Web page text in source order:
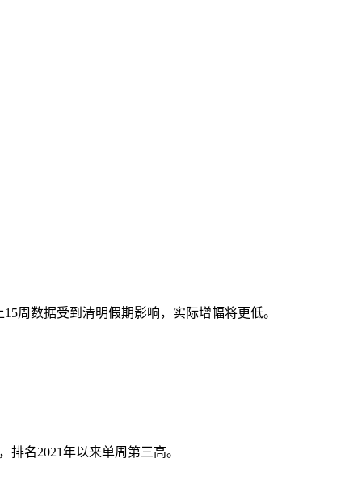
周数据受到清明假期影响，实际增幅将更低。
名2021年以来单周第三高。